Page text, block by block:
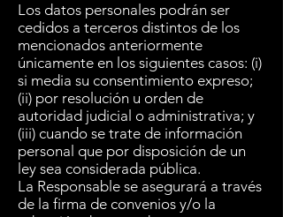
Los datos personales podrán ser
cedidos a terceros distintos de los
mencionados anteriormente
únicamente en los siguientes casos: (i)
si media su consentimiento expreso;
(ii) por resolución u orden de
autoridad judicial o administrativa; y
(iii) cuando se trate de información
personal que por disposición de un
ley sea considerada pública.
La Responsable se asegurará a través
de la firma de convenios y/o la